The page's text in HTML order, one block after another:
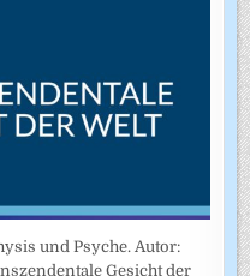
und Psyche. Autor:
Gesicht der